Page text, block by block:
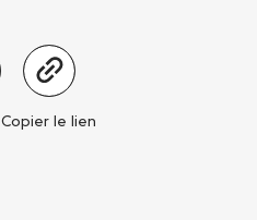
Copier le lien